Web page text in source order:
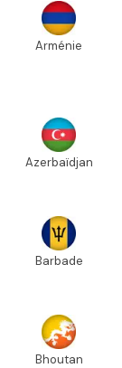
Arménie
Azerbaïdjan
Barbade
Bhoutan